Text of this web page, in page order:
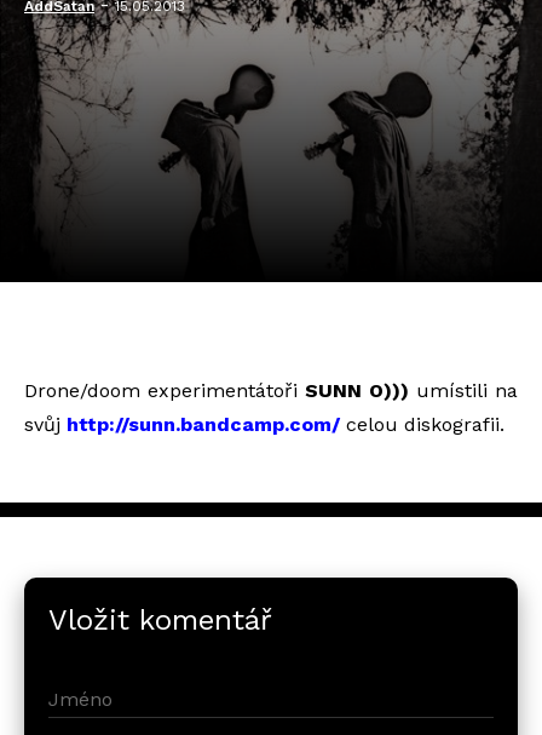
AddSatan 15.05.2013
Drone/doom experimentátoři SUNN O))) umístili na
svůj http://sunn.bandcamp.com/ celou diskografii.
Vložit komentář